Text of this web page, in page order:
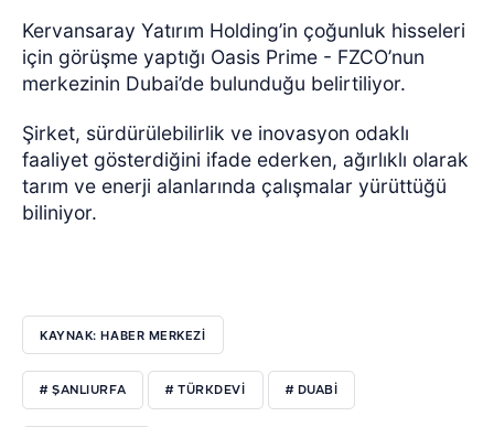
Kervansaray Yatırım Holding’in çoğunluk hisseleri
için görüşme yaptığı Oasis Prime - FZCO’nun
merkezinin Dubai’de bulunduğu belirtiliyor.
Şirket, sürdürülebilirlik ve inovasyon odaklı
faaliyet gösterdiğini ifade ederken, ağırlıklı olarak
tarım ve enerji alanlarında çalışmalar yürüttüğü
biliniyor.
KAYNAK: HABER MERKEZİ
# ŞANLIURFA # TÜRKDEVİ # DUABİ